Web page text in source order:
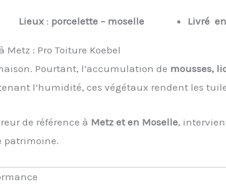
Lieux: porcelette – moselle Livré en
: Pro Toiture Koebel
Pourtant, l’accumulation de mousses,
l’humidité, ces végétaux rendent les
de référence à Metz et en Moselle,
patrimoine.